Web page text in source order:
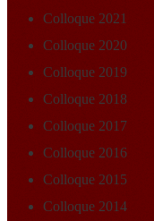
Colloque 2021
Colloque 2020
Colloque 2019
Colloque 2018
Colloque 2017
Colloque 2016
Colloque 2015
Colloque 2014